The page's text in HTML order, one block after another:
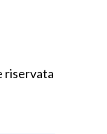
riservata